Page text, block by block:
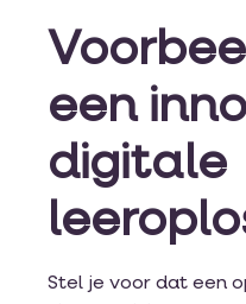
een
digitale
Stel je voor dat een